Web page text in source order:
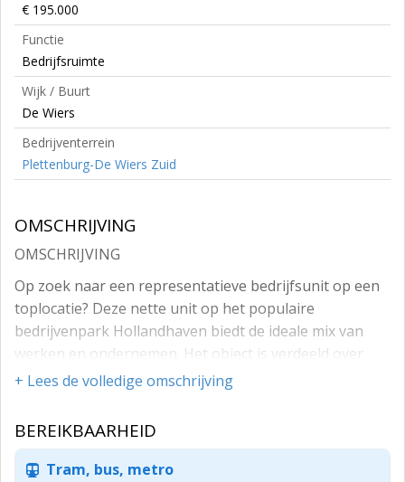
€ 195.000
Functie
Bedrijfsruimte
Wijk / Buurt
De Wiers
Bedrijventerrein
Plettenburg-De Wiers Zuid
OMSCHRIJVING
OMSCHRIJVING
Op zoek naar een representatieve bedrijfsunit op een
toplocatie? Deze nette unit op het populaire
bedrijvenpark Hollandhaven biedt de ideale mix van
werken en ondernemen. Het object is verdeeld over
twee bouwlagen met bedrijfsruimte op de begane
deze praktische indeling is de unit breed inzetbaar en
LIGGING
+ Lees de volledige omschrijving
BEREIKBAARHEID
Tram, bus, metro